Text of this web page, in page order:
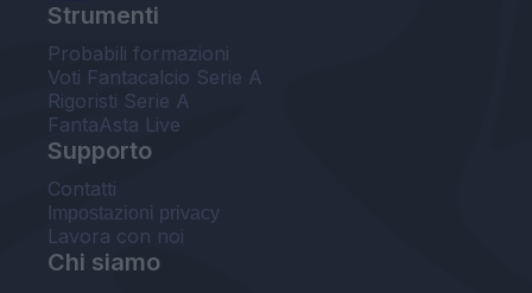
Strumenti
Probabili formazioni
Voti Fantacalcio Serie A
Rigoristi Serie A
FantaAsta Live
Supporto
Contatti
Impostazioni privacy
Lavora con noi
Chi siamo